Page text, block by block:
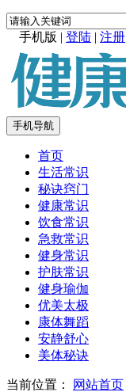
手机版 | 登陆 | 注册
手机导航
首页
生活常识
秘诀窍门
健康常识
饮食常识
急救常识
健身常识
护肤常识
健身瑜伽
优美太极
康体舞蹈
安静舒心
美体秘诀
当前位置： 网站首页